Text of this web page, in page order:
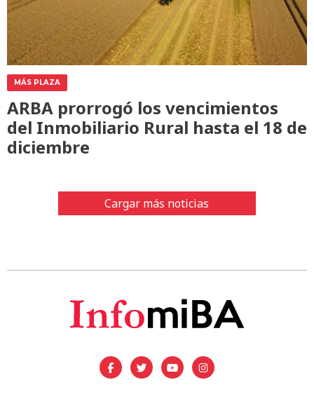
MÁS PLAZA
ARBA prorrogó los vencimientos
del Inmobiliario Rural hasta el 18 de
diciembre
Cargar más noticias